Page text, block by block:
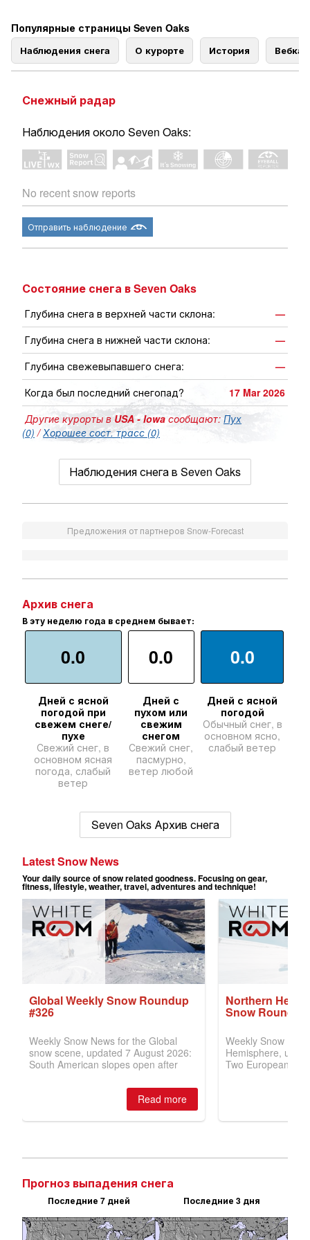
Популярные страницы Seven Oaks
Наблюдения снега О курорте История
Снежный радар
Наблюдения около Seven Oaks:
No recent snow reports
Отправить наблюдение
Состояние снега в Seven Oaks
Глубина снега в верхней части склона:
—
Глубина снега в нижней части склона:
—
Глубина свежевыпавшего снега:
—
Когда был последний снегопад?
17 Mar 2026
Другие курорты вUSA - Iowa сообщают: Пух
(0) /Хорошее сост. трасс (0)
Наблюдения снега в Seven Oaks
Предложения от партнеров Snow-Forecast
Архив снега
В эту неделю года в среднем бывает:
0.0
Дней с ясной
погодой при
свежем снеге/
пухе
Свежий снег, в
основном ясная
погода, слабый
ветер
0.0
Дней с
пухом или
свежим
снегом
Свежий снег,
пасмурно,
ветер любой
0.0
Дней с ясной
погодой
Обычный снег, в
основном ясно,
слабый ветер
Seven Oaks Архив снега
Прогноз выпадения снега
Последние 7 дней Последние 3 дня